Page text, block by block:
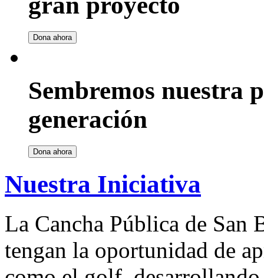
Dona ahora
Sembremos nuestra
generación
Dona ahora
Nuestra Iniciativa
La Cancha Pública de San
tengan la oportunidad de